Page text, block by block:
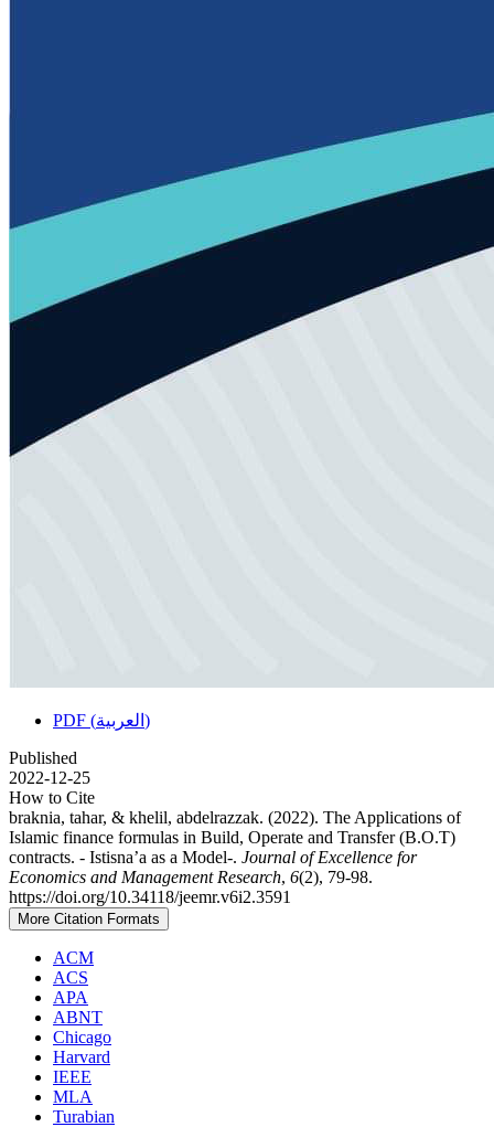
PDF (العربية)
Published
2022-12-25
How to Cite
braknia, tahar, & khelil, abdelrazzak. (2022). The Applications of
Islamic finance formulas in Build, Operate and Transfer (B.O.T)
contracts. - Istisna’a as a Model-. Journal of Excellence for
Economics and Management Research, 6(2), 79-98.
https://doi.org/10.34118/jeemr.v6i2.3591
More Citation Formats
ACM
ACS
APA
ABNT
Chicago
Harvard
IEEE
MLA
Turabian